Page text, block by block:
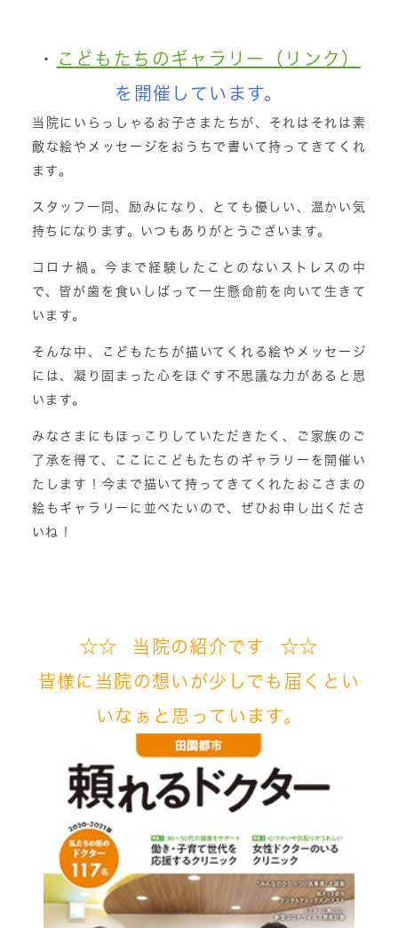
・
こどもたちのギャラリー（リンク）
を開催しています。
当院にいらっしゃるお子さまたちが、それはそれは素
敵な絵やメッセージをおうちで書いて持ってきてくれ
ます。
スタッフ一同、励みになり、とても優しい、温かい気
持ちになります。いつもありがとうございます。
コロナ禍。今まで経験したことのないストレスの中
で、皆が歯を食いしばって一生懸命前を向いて生きて
います。
そんな中、こどもたちが描いてくれる絵やメッセージ
には、凝り固まった心をほぐす不思議な力があると思
います。
みなさまにもほっこりしていただきたく、ご家族のご
了承を得て、ここにこどもたちのギャラリーを開催い
たします！今まで描いて持ってきてくれたおこさまの
絵もギャラリーに並べたいので、ぜひお申し出くださ
いね！
☆☆ 当院の紹介です ☆☆
皆様に当院の想いが少しでも届くとい
いなぁと 思っています。